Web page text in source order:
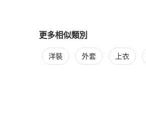
更多相似類別
更多Chanel 女裝 相似商品推薦
洋裝 外套 上衣